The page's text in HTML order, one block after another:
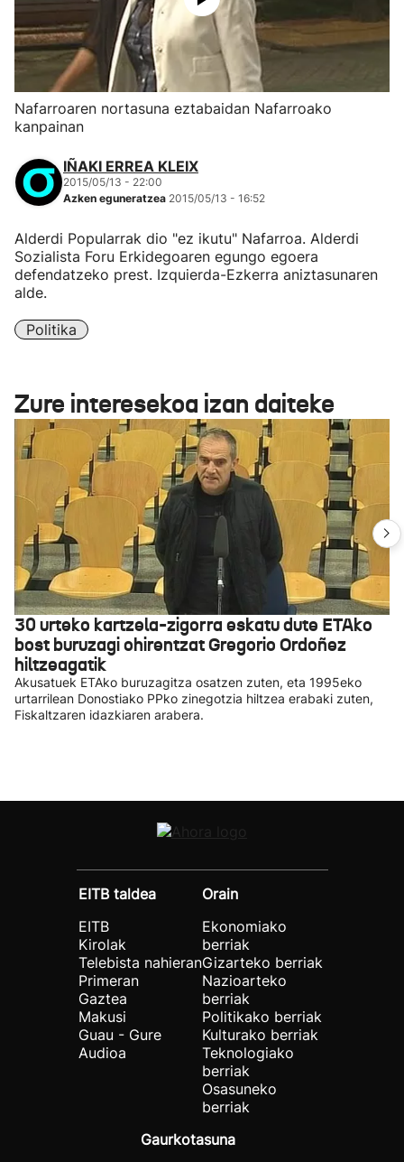
Nafarroaren nortasuna eztabaidan Nafarroako
kanpainan
IÑAKI ERREA KLEIX
2015/05/13 - 22:00
Azken eguneratzea 2015/05/13 - 16:52
Alderdi Popularrak dio "ez ikutu" Nafarroa. Alderdi
Sozialista Foru Erkidegoaren egungo egoera
defendatzeko prest. Izquierda-Ezkerra aniztasunaren
alde.
Politika
Zure interesekoa izan daiteke
30 urteko kartzela-zigorra eskatu dute ETAko
bost buruzagi ohirentzat Gregorio Ordoñez
hiltzeagatik
Akusatuek ETAko buruzagitza osatzen zuten, eta 1995eko
urtarrilean Donostiako PPko zinegotzia hiltzea erabaki zuten,
Fiskaltzaren idazkiaren arabera.
EITB taldea
EITB
Kirolak
Telebista nahieran
Primeran
Gaztea
Makusi
Guau - Gure
Audioa
Orain
Ekonomiako
berriak
Gizarteko berriak
Nazioarteko
berriak
Politikako berriak
Kulturako berriak
Teknologiako
berriak
Osasuneko
berriak
Gaurkotasuna